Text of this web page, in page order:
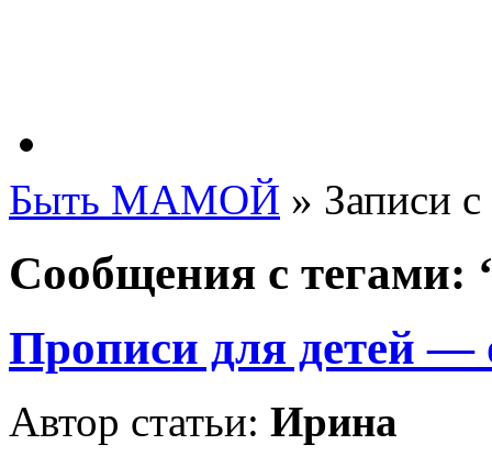
Быть МАМОЙ » Записи
Сообщения с тегами:
Прописи для детей —
Автор статьи: Ирина